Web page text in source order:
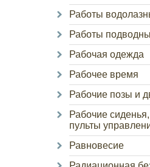
Работы
Работы
Рабочая одежда
Рабочее время
Рабочие позы и
Рабочие
пульты
Равновесие